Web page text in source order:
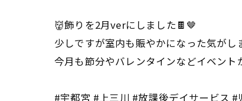
👹飾りを2月verにしました🍫🤎
少しですが室内も賑やかになった気がし
今月も節分やバレンタインなどイベン
#宇都宮 #上三川 #放課後デイサービス